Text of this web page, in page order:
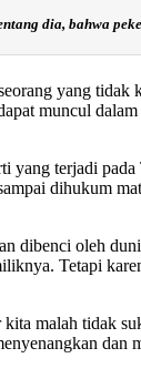
dia, bahwa
yang
muncul
terjadi
dihukum
oleh
Tetapi
malah tidak